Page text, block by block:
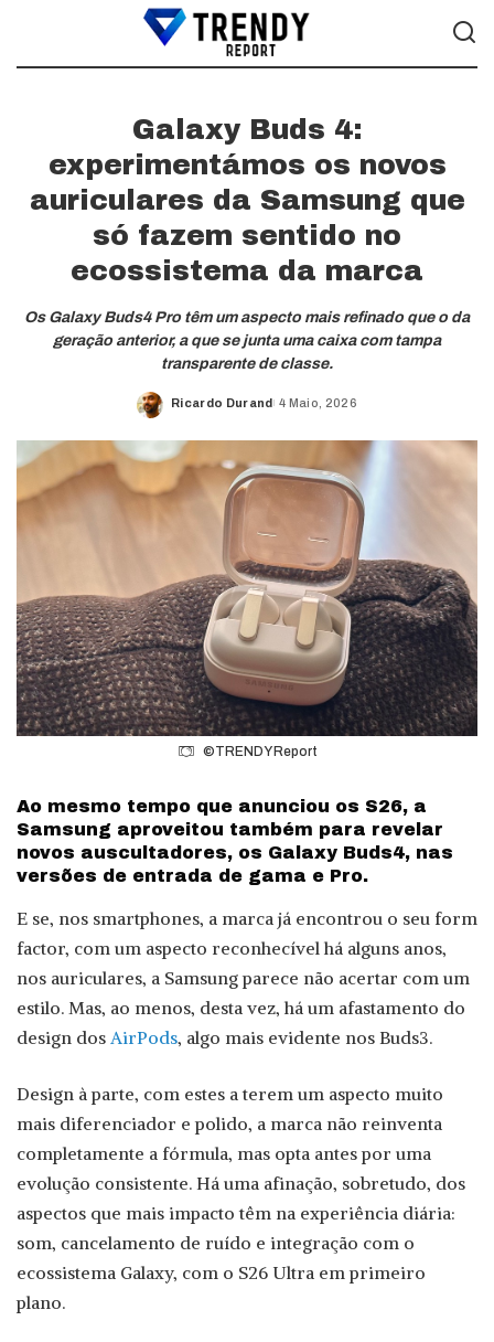
Galaxy Buds 4:
experimentámos os novos
auriculares da Samsung que
só fazem sentido no
ecossistema da marca
Os Galaxy Buds4 Pro têm um aspecto mais refinado que o da
geração anterior, a que se junta uma caixa com tampa
transparente de classe.
Posted
Ricardo Durand 4 Maio, 2026
©TRENDY Report
Ao mesmo tempo que anunciou os S26, a
Samsung aproveitou também para revelar
novos auscultadores, os Galaxy Buds4, nas
versões de entrada de gama e Pro.
E se, nos smartphones, a marca já encontrou o seu form
factor, com um aspecto reconhecível há alguns anos,
nos auriculares, a Samsung parece não acertar com um
estilo. Mas, ao menos, desta vez, há um afastamento do
design dos AirPods, algo mais evidente nos Buds3.
Design à parte, com estes a terem um aspecto muito
mais diferenciador e polido, a marca não reinventa
completamente a fórmula, mas opta antes por uma
evolução consistente. Há uma afinação, sobretudo, dos
aspectos que mais impacto têm na experiência diária:
som, cancelamento de ruído e integração com o
ecossistema Galaxy, com o S26 Ultra em primeiro
plano.